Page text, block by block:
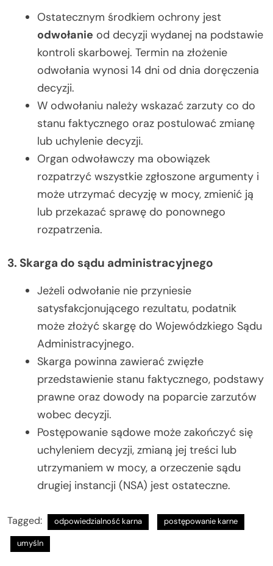
Ostatecznym środkiem ochrony jest
odwołanie od decyzji wydanej na podstawie
kontroli skarbowej. Termin na złożenie
odwołania wynosi 14 dni od dnia doręczenia
decyzji.
W odwołaniu należy wskazać zarzuty co do
stanu faktycznego oraz postulować zmianę
lub uchylenie decyzji.
Organ odwoławczy ma obowiązek
rozpatrzyć wszystkie zgłoszone argumenty i
może utrzymać decyzję w mocy, zmienić ją
lub przekazać sprawę do ponownego
rozpatrzenia.
3. Skarga do sądu administracyjnego
Jeżeli odwołanie nie przyniesie
satysfakcjonującego rezultatu, podatnik
może złożyć skargę do Wojewódzkiego Sądu
Administracyjnego.
Skarga powinna zawierać zwięzłe
przedstawienie stanu faktycznego, podstawy
prawne oraz dowody na poparcie zarzutów
wobec decyzji.
Postępowanie sądowe może zakończyć się
uchyleniem decyzji, zmianą jej treści lub
utrzymaniem w mocy, a orzeczenie sądu
drugiej instancji (NSA) jest ostateczne.
Tagged: odpowiedzialność karna postępowanie karne
umyśln